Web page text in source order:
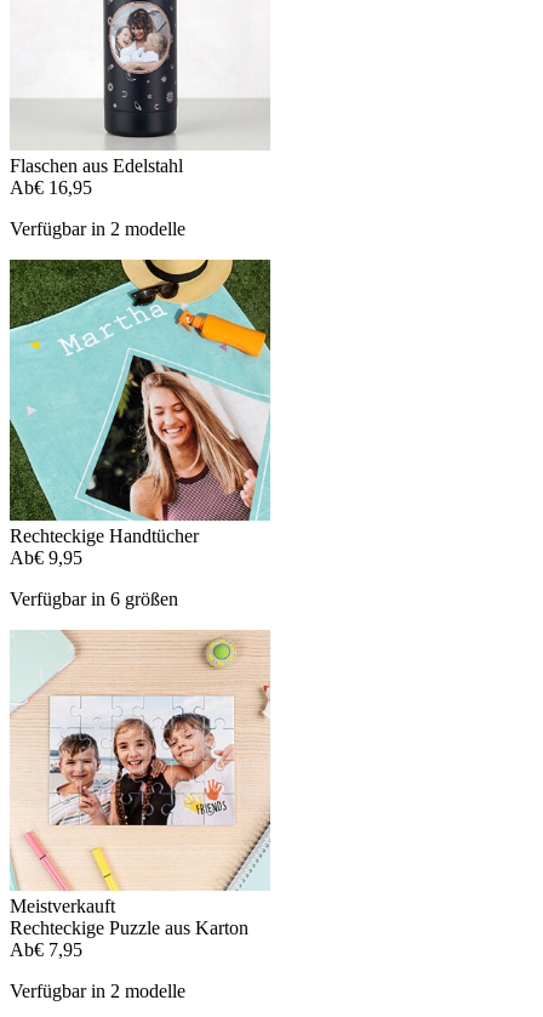
Flaschen aus Edelstahl
Ab€ 16,95
Verfügbar in 2 modelle
Rechteckige Handtücher
Ab€ 9,95
Verfügbar in 6 größen
Meistverkauft
Rechteckige Puzzle aus Karton
Ab€ 7,95
Verfügbar in 2 modelle